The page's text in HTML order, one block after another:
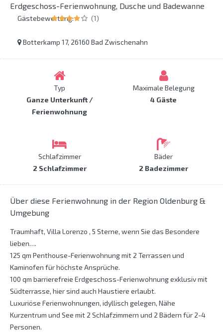
Erdgeschoss-Ferienwohnung, Dusche und Badewanne
Gästebewertung: (1)
Botterkamp 17, 26160 Bad Zwischenahn
Typ
Ganze Unterkunft /
Ferienwohnung
Maximale Belegung
4 Gäste
Schlafzimmer
2 Schlafzimmer
Bäder
2 Badezimmer
Über diese Ferienwohnung in der Region Oldenburg &
Umgebung
Traumhaft, Villa Lorenzo , 5 Sterne, wenn Sie das Besondere
lieben….
125 qm Penthouse-Ferienwohnung mit 2 Terrassen und
Kaminofen für höchste Ansprüche.
100 qm barrierefreie Erdgeschoss-Ferienwohnung exklusiv mit
Südterrasse, hier sind auch Haustiere erlaubt.
Luxuriöse Ferienwohnungen, idyllisch gelegen, Nähe
Kurzentrum und See mit 2 Schlafzimmern und 2 Bädern für 2-4
Personen.